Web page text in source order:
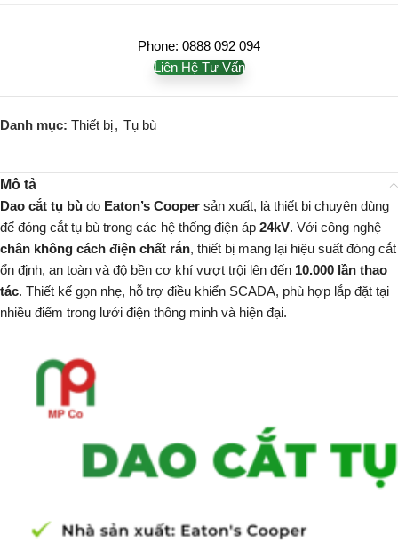
Phone: 0888 092 094
Liên Hệ Tư Vấn
Danh mục: Thiết bị, Tụ bù
Mô tả
Dao cắt tụ bù do Eaton’s Cooper sản xuất, là thiết bị chuyên dùng
để đóng cắt tụ bù trong các hệ thống điện áp 24kV. Với công nghệ
chân không cách điện chất rắn, thiết bị mang lại hiệu suất đóng cắt
ổn định, an toàn và độ bền cơ khí vượt trội lên đến 10.000 lần thao
tác. Thiết kế gọn nhẹ, hỗ trợ điều khiển SCADA, phù hợp lắp đặt tại
nhiều điểm trong lưới điện thông minh và hiện đại.